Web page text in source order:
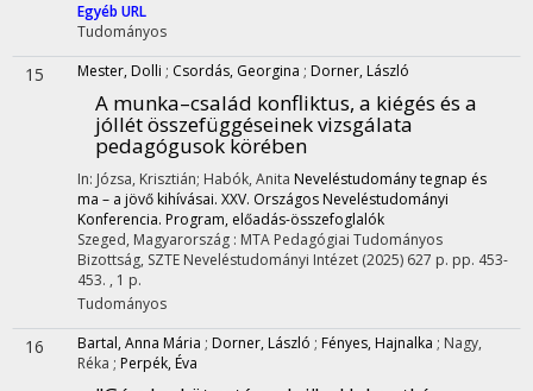
Egyéb URL
Tudományos
15 Mester, Dolli ; Csordás, Georgina ; Dorner, László
A munka–család konfliktus, a kiégés és a
jóllét összefüggéseinek vizsgálata
pedagógusok körében
In: Józsa, Krisztián; Habók, Anita Neveléstudomány tegnap és
ma – a jövő kihívásai. XXV. Országos Neveléstudományi
Konferencia. Program, előadás-összefoglalók
Szeged, Magyarország : MTA Pedagógiai Tudományos
Bizottság, SZTE Neveléstudományi Intézet (2025) 627 p. pp. 453-
453. , 1 p.
Tudományos
16 Bartal, Anna Mária ; Dorner, László ; Fényes, Hajnalka ; Nagy,
Réka ; Perpék, Éva